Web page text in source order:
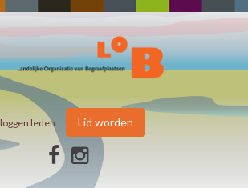
leden Lid worden